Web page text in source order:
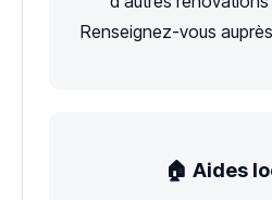
Renseignez-vous
🏠 Aides